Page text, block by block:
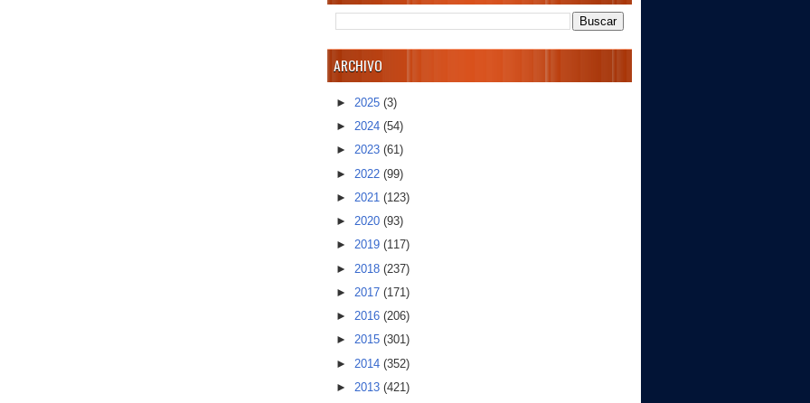
ARCHIVO
► 2025 (3)
► 2024 (54)
► 2023 (61)
► 2022 (99)
► 2021 (123)
► 2020 (93)
► 2019 (117)
► 2018 (237)
► 2017 (171)
► 2016 (206)
► 2015 (301)
► 2014 (352)
► 2013 (421)